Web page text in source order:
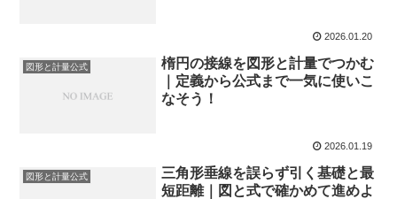
2026.01.20
図形と計量公式
楕円の接線を図形と計量でつかむ
｜定義から公式まで一気に使いこ
なそう！
2026.01.19
図形と計量公式
三角形垂線を誤らず引く基礎と最
短距離｜図と式で確かめて進めよ